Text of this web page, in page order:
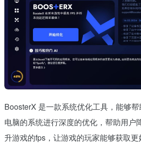
BoosterX 是一款系统优化工具，能够
电脑的系统进行深度的优化，帮助用户
升游戏的fps，让游戏的玩家能够获取